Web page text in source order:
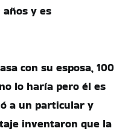
y es
con su esposa, 100
lo haría pero él es
a un particular y
inventaron que la